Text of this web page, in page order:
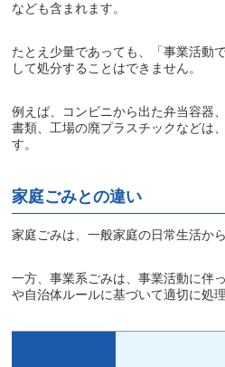
なども含まれます。
たとえ少量であっても、「事業活動
して処分することはできません。
例えば、コンビニから出た弁当容器
書類、工場の廃プラスチックなどは
す。
家庭ごみとの違い
家庭ごみは、一般家庭の日常生活か
一方、事業系ごみは、事業活動に伴
や自治体ルールに基づいて適切に処